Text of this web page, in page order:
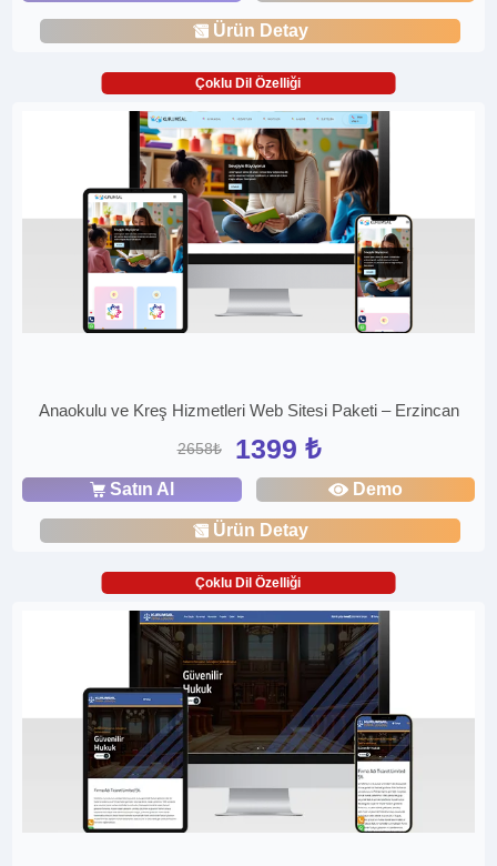
Ürün Detay
Çoklu Dil Özelliği
Anaokulu ve Kreş Hizmetleri Web Sitesi Paketi – Erzincan
2658₺ 1399 ₺
Satın Al Demo
Ürün Detay
Çoklu Dil Özelliği